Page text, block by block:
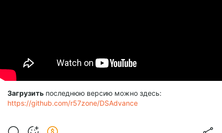
Загрузить последнюю версию можно здесь:
https://github.com/r57zone/DSAdvance